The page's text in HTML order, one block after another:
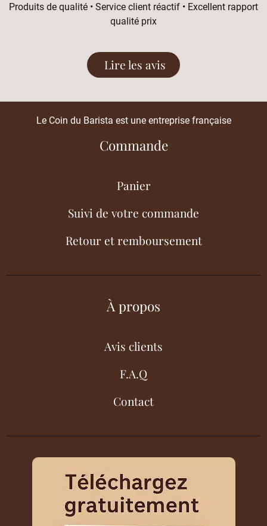
Produits de qualité • Service client réactif • Excellent rapport
qualité prix
Lire les avis
Le Coin du Barista est une entreprise française
Commande
Panier
Suivi de votre commande
Retour et remboursement
À propos
Avis clients
F.A.Q
Contact